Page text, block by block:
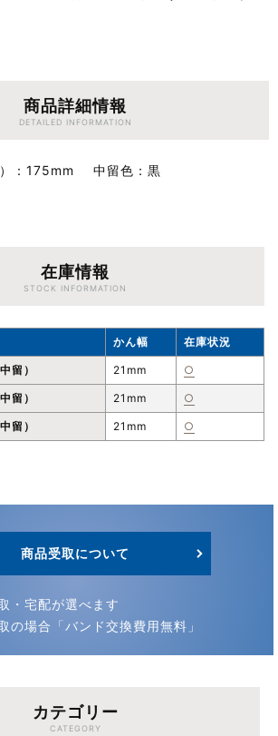
商品詳細情報
DETAILED INFORMATION
175mm 中留色 黒
在庫情報
STOCK INFORMATION
かん幅 在庫状況
留） 21mm ○
留） 21mm ○
留） 21mm ○
商品受取について
・宅配が選べます
の場合「バンド交換費用無料」
カテゴリー
CATEGORY